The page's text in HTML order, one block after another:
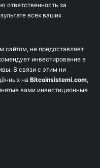
ответственность за
всех ваших
сайтом, не предоставляет
инвестирование в
В связи с этим ни
на Bitcoinsistemi.com,
вами инвестиционные